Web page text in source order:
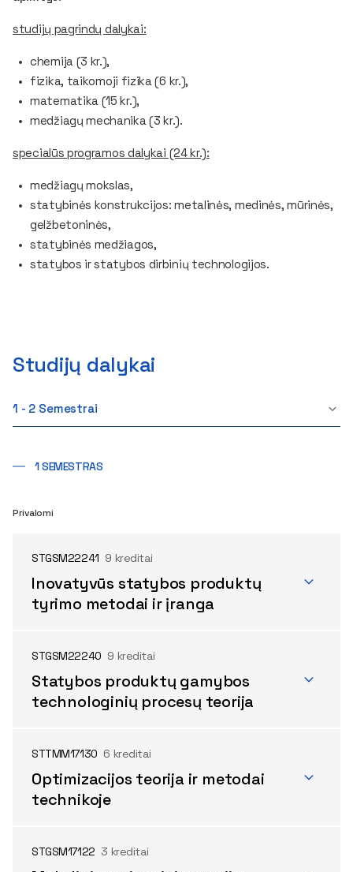
studijų pagrindų dalykai:
chemija (3 kr.),
fizika, taikomoji fizika (6 kr.),
matematika (15 kr.),
medžiagų mechanika (3 kr.).
specialūs programos dalykai (24 kr.):
medžiagų mokslas,
statybinės konstrukcijos: metalinės, medinės, mūrinės,
gelžbetoninės,
statybinės medžiagos,
statybos ir statybos dirbinių technologijos.
Studijų dalykai
1 - 2 Semestrai
1 SEMESTRAS
Privalomi
STGSM22241 9 kreditai
Inovatyvūs statybos produktų
tyrimo metodai ir įranga
STGSM22240 9 kreditai
Statybos produktų gamybos
technologinių procesų teorija
STTMM17130 6 kreditai
Optimizacijos teorija ir metodai
technikoje
STGSM17122 3 kreditai